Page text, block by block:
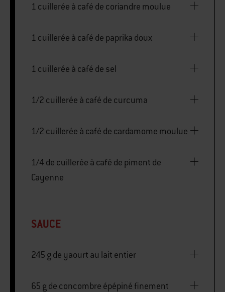
1 cuillerée à café de coriandre moulue
1 cuillerée à café de paprika doux
1 cuillerée à café de sel
1/2 cuillerée à café de curcuma
1/2 cuillerée à café de cardamome moulue
1/4 de cuillerée à café de piment de
Cayenne
SAUCE
245 g de yaourt au lait entier
65 g de concombre épépiné finement